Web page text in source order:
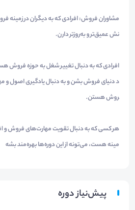
مشاوران فروش: افرادی که به دیگران در زمینه
نش عمیق‌تر و به‌روزتر دارن.
افرادی که به دنبال تغییر شغل به حوزه فروش
د دنیای فروش بشن و به دنبال یادگیری اصول و
روش هستن.
هر کسی که به دنبال تقویت مهارت‌های فروش و
مینه هست، می‌تونه از این دوره‌ها بهره‌مند بشه​
پیش‌نیاز دوره